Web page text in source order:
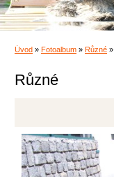
Úvod » Fotoalbum » Různé »
Různé